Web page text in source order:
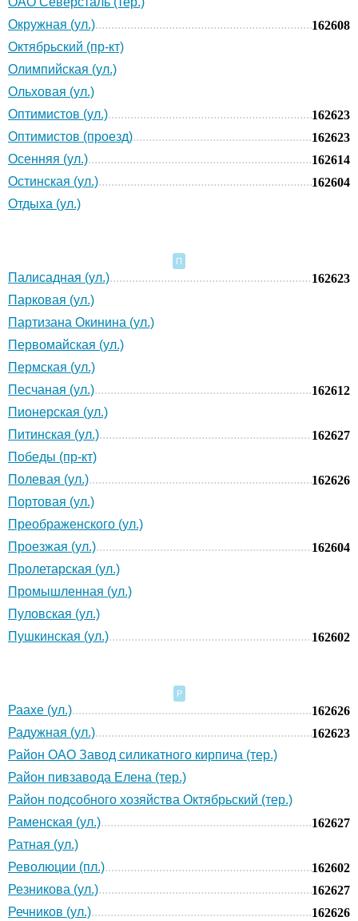
Окружная (ул.)
162608
Октябрьский (пр-кт)
Олимпийская (ул.)
Ольховая (ул.)
Оптимистов (ул.)
162623
Оптимистов (проезд)
162623
Осенняя (ул.)
162614
Остинская (ул.)
162604
Отдыха (ул.)
П
Палисадная (ул.)
162623
Парковая (ул.)
Партизана Окинина (ул.)
Первомайская (ул.)
Пермская (ул.)
Песчаная (ул.)
162612
Пионерская (ул.)
Питинская (ул.)
162627
Победы (пр-кт)
Полевая (ул.)
162626
Портовая (ул.)
Преображенского (ул.)
Проезжая (ул.)
162604
Пролетарская (ул.)
Промышленная (ул.)
Пуловская (ул.)
Пушкинская (ул.)
162602
Р
Раахе (ул.)
162626
Радужная (ул.)
162623
Район ОАО Завод силикатного кирпича (тер.)
Район пивзавода Елена (тер.)
Район подсобного хозяйства Октябрьский (тер.)
Раменская (ул.)
162627
Ратная (ул.)
Революции (пл.)
162602
Резникова (ул.)
162627
Речников (ул.)
162626